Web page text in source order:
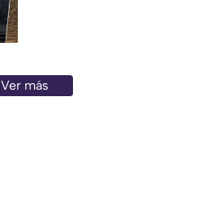
durante las tormentas.
Ver más